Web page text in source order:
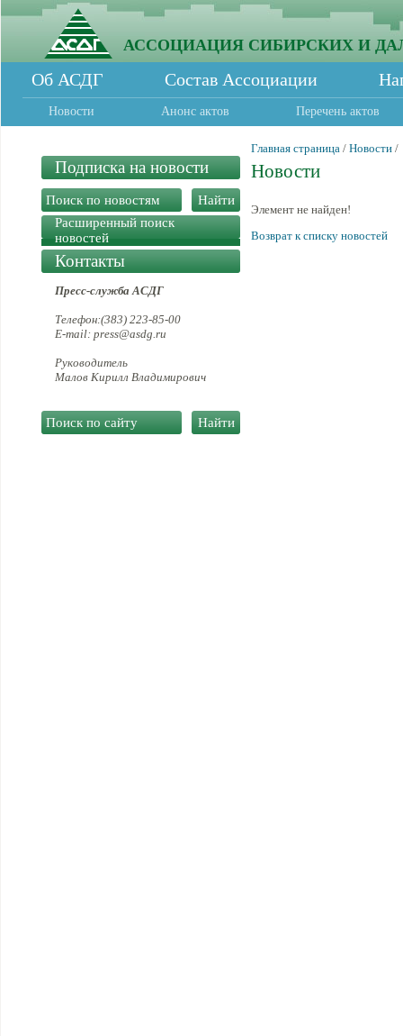
АССОЦИАЦИЯ СИБИРСКИХ И
Об АСДГ Состав Ассоциации
Новости Анонс актов Перечень актов
Подписка на новости
Расширенный поиск
новостей
Контакты
Пресс-служба АСДГ
Телефон:(383) 223-85-00
E-mail: press@asdg.ru
Руководитель
Малов Кирилл Владимирович
Главная страница / Новости /
Новости
Элемент не найден!
Возврат к списку новостей